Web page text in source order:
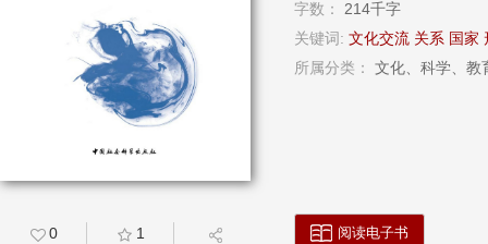
字数：
214千字
关键词: 文化交流 关系 国家
所属分类：
文化、科学、教
0 1 阅读电子书